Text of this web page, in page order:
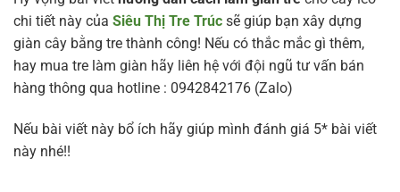
chi tiết này của Siêu Thị Tre Trúc sẽ giúp bạn xây dựng
giàn cây bằng tre thành công! Nếu có thắc mắc gì thêm,
hay mua tre làm giàn hãy liên hệ với đội ngũ tư vấn bán
hàng thông qua hotline : 0942842176 (Zalo)
Nếu bài viết này bổ ích hãy giúp mình đánh giá 5* bài viết
này nhé!!